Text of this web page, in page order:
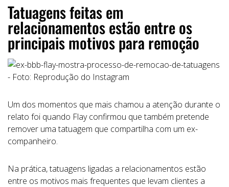
Tatuagens feitas em
relacionamentos estão entre os
principais motivos para remoção
Um dos momentos que mais chamou a atenção durante o
relato foi quando Flay confirmou que também pretende
remover uma tatuagem que compartilha com um ex-
companheiro.
Na prática, tatuagens ligadas a relacionamentos estão
entre os motivos mais frequentes que levam clientes a